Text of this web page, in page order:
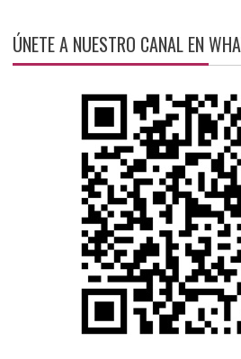
ÚNETE A NUESTRO CANAL EN